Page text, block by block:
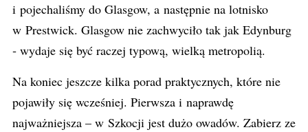
i pojechaliśmy do Glasgow, a następnie na lotnisko
w Prestwick. Glasgow nie zachwyciło tak jak Edynburg
‑ wydaje się być raczej typową, wielką metropolią.
Na koniec jeszcze kilka porad praktycznych, które nie
pojawiły się wcześniej. Pierwsza i naprawdę
najważniejsza – w Szkocji jest dużo owadów. Zabierz ze